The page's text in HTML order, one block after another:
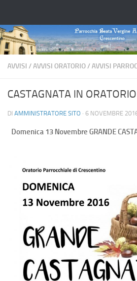
AVVISI /AVVISI ORATORIO/AVVISI
CASTAGNATA IN ORATORIO
DI AMMINISTRATORE SITO · 6 NOVEMBRE
Domenica 13 Novembre GRANDE